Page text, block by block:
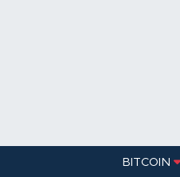
BITCOIN